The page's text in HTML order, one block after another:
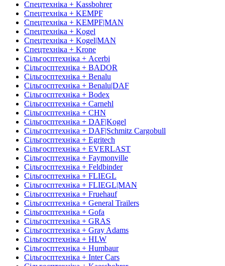
Спецтехніка + Kassbohrer
Спецтехніка + KEMPF
Спецтехніка + KEMPF|MAN
Спецтехніка + Kogel
Спецтехніка + Kogel|MAN
Спецтехніка + Krone
Сільгосптехніка + Acerbi
Сільгосптехніка + BADOR
Сільгосптехніка + Benalu
Сільгосптехніка + Benalu|DAF
Сільгосптехніка + Bodex
Сільгосптехніка + Carnehl
Сільгосптехніка + CHN
Сільгосптехніка + DAF|Kogel
Сільгосптехніка + DAF|Schmitz Cargobull
Сільгосптехніка + Egritech
Сільгосптехніка + EVERLAST
Сільгосптехніка + Faymonville
Сільгосптехніка + Feldbinder
Сільгосптехніка + FLIEGL
Сільгосптехніка + FLIEGL|MAN
Сільгосптехніка + Fruehauf
Сільгосптехніка + General Trailers
Сільгосптехніка + Gofa
Сільгосптехніка + GRAS
Сільгосптехніка + Gray Adams
Сільгосптехніка + HLW
Сільгосптехніка + Humbaur
Сільгосптехніка + Inter Cars